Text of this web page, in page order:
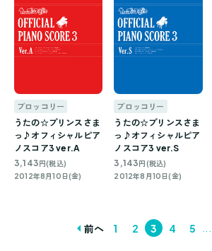
ブロッコリー
うたの☆プリンスさま
っ♪オフィシャルピア
ノスコア3 ver.A
3,143 円(税込)
2012年8月10日(金)
ブロッコリー
うたの☆プリンスさま
っ♪オフィシャルピア
ノスコア3 ver.S
3,143 円(税込)
2012年8月10日(金)
前へ 1 2 3 4 5